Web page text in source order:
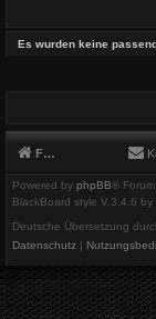
Es wurden keine
Foren-Übersicht
Powered by phpBB®
BlackBoard style V.3.4.6 by
Deutsche Übersetzung
Datenschutz